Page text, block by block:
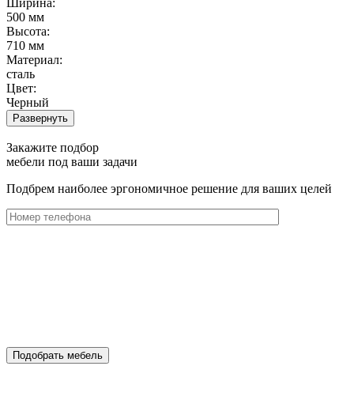
500 мм
Высота:
710 мм
Материал:
сталь
Цвет:
Черный
Развернуть
Закажите подбор
мебели под ваши задачи
Подбрем наиболее эргономичное решение для ваших целей
Подобрать мебель